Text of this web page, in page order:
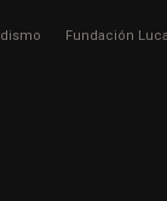
Fundación